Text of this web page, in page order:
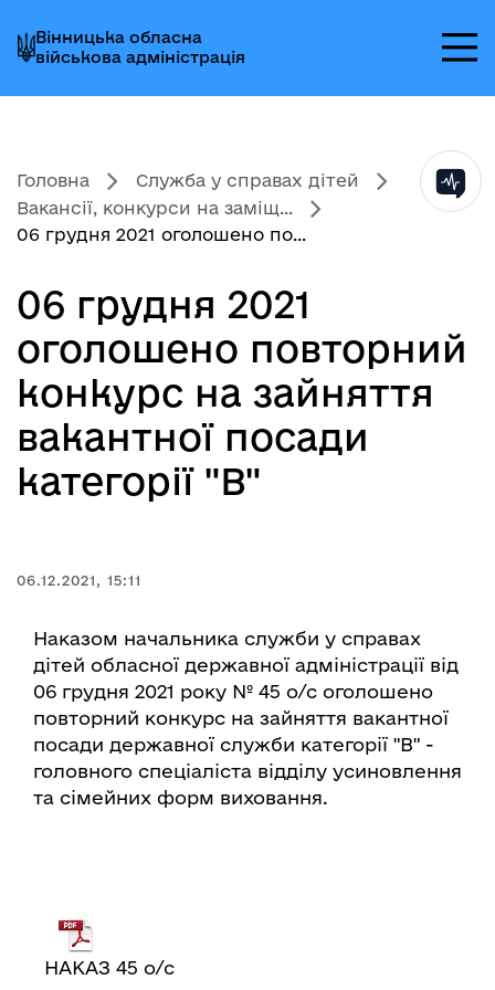
до
головного
меню
до
головного
вмісту
до
головного
колонтитула
Вінницька обласна
військова адміністрація
Головна
Служба у справах дітей
Вакансії, конкурси на заміщ...
06 грудня 2021 оголошено по...
06 грудня 2021
оголошено повторний
конкурс на зайняття
вакантної посади
категорії "В"
06.12.2021, 15:11
Наказом начальника служби у справах
дітей обласної державної адміністрації від
06 грудня 2021 року № 45 о/с оголошено
повторний конкурс на зайняття вакантної
посади державної служби категорії "В" -
головного спеціаліста відділу усиновлення
та сімейних форм виховання.
НАКАЗ 45 о/с